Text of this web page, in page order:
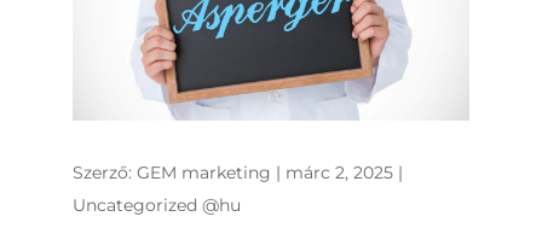
Szerző: GEM marketing | márc 2, 2025|
Uncategorized @hu